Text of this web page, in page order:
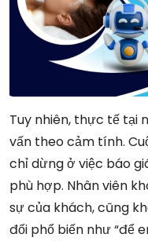
Tuy nhiên, thực tế tại
vấn theo cảm tính.
chỉ dừng ở việc báo
phù hợp. Nhân viên
sự của khách, cũng
đối phổ biến như “để